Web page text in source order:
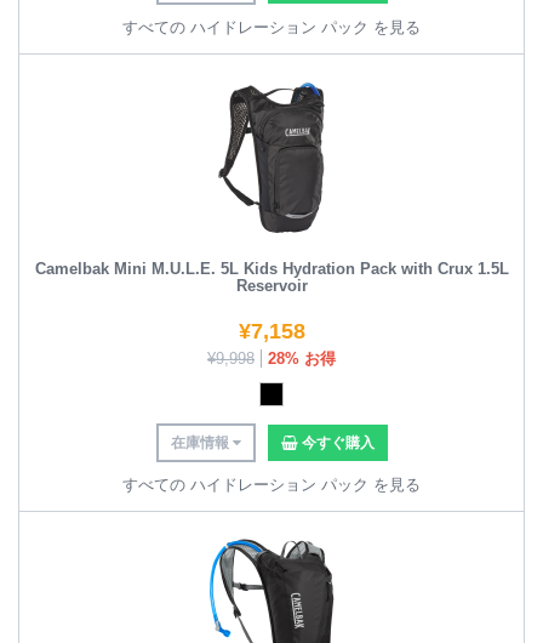
すべての ハイドレーション パック を見る
Camelbak Mini M.U.L.E. 5L Kids Hydration Pack with Crux 1.5L
Reservoir
¥7,158
¥9,998 28% お得
在庫情報 今すぐ購入
すべての ハイドレーション パック を見る